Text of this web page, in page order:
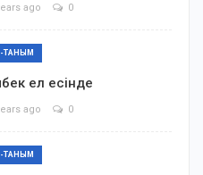
ago 0
ТАНЫМ
ел есінде
ago 0
ТАНЫМ